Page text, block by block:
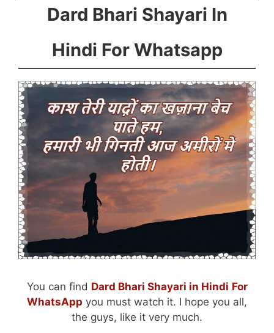
Dard Bhari Shayari In
Hindi For Whatsapp
You can find Dard Bhari Shayari in Hindi For
WhatsApp you must watch it. I hope you all,
the guys, like it very much.